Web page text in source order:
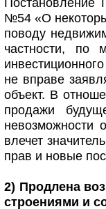
№54 «О
поводу
частности, по
не вправе
объект. В
продажи
невозможности
влечет
прав и новые
2) Продлена
строениями и